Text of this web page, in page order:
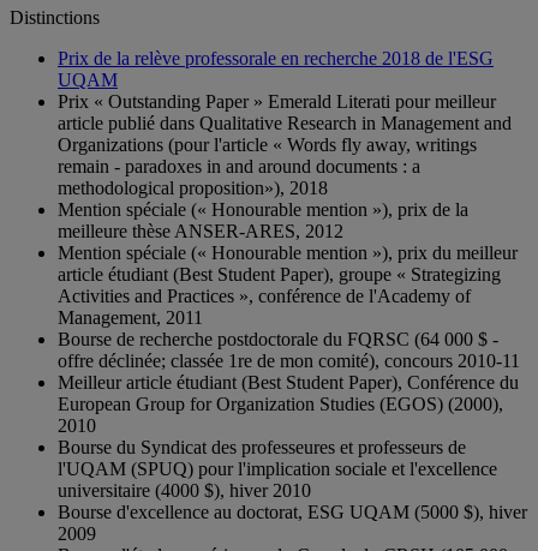
Distinctions
Prix de la relève professorale en recherche 2018 de l'ESG
UQAM
Prix « Outstanding Paper » Emerald Literati pour meilleur
article publié dans Qualitative Research in Management and
Organizations (pour l'article « Words fly away, writings
remain - paradoxes in and around documents : a
methodological proposition»), 2018
Mention spéciale (« Honourable mention »), prix de la
meilleure thèse ANSER-ARES, 2012
Mention spéciale (« Honourable mention »), prix du meilleur
article étudiant (Best Student Paper), groupe « Strategizing
Activities and Practices », conférence de l'Academy of
Management, 2011
Bourse de recherche postdoctorale du FQRSC (64 000 $ -
offre déclinée; classée 1re de mon comité), concours 2010-11
Meilleur article étudiant (Best Student Paper), Conférence du
European Group for Organization Studies (EGOS) (2000),
2010
Bourse du Syndicat des professeures et professeurs de
l'UQAM (SPUQ) pour l'implication sociale et l'excellence
universitaire (4000 $), hiver 2010
Bourse d'excellence au doctorat, ESG UQAM (5000 $), hiver
2009